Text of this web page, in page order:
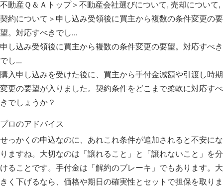
不動産Ｑ＆Ａトップ＞ 不動産会社選びについて, 売却について,
契約について ＞申し込み受領後に買主から複数の条件変更の要
望。対応すべきでし...
申し込み受領後に買主から複数の条件変更の要望。対応すべき
でし...
購入申し込みを受けた後に、 買主から手付金減額や引渡し時期
変更の要望が入りました。 契約条件をどこまで柔軟に対応すべ
きでしょうか？
プロのアドバイス
せっかくの申込なのに、あれこれ条件が追加されると不安にな
りますね。大切なのは「譲れること」と「譲れないこと」を分
けることです。手付金は「解約のブレーキ」でもあります。大
きく下げるなら、価格や期日の確実性とセットで担保を取りま